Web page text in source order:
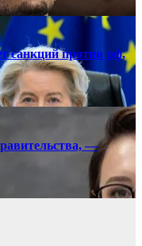
санкций против рф,
—